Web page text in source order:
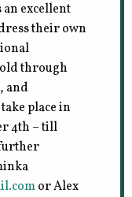
excellent
their own
through
and
place in
4th – till
or Alex